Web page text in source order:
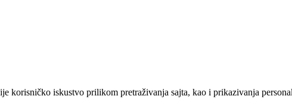
korisničko iskustvo prilikom pretraživanja sajta, kao i prikazivanja